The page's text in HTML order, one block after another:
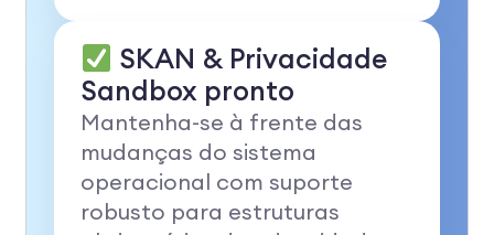
SKAN & Privacidade
Sandbox pronto
Mantenha-se à frente das
mudanças do sistema
operacional com suporte
robusto para estruturas